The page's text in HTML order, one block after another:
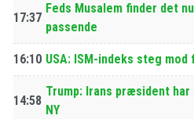
17:37
Feds Musalem finder det
passende
16:10 USA: ISM-indeks steg
14:58
Trump: Irans præsident har
NY